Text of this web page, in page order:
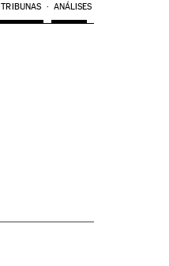
TRIBUNAS ANÁLISES